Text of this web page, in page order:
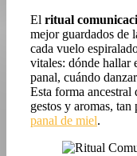
El ritual
mejor guardados de
cada vuelo
vitales: dónde hallar
panal, cuándo
Esta forma
gestos y aromas,
panal de miel.